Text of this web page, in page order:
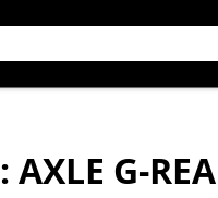
: AXLE G-